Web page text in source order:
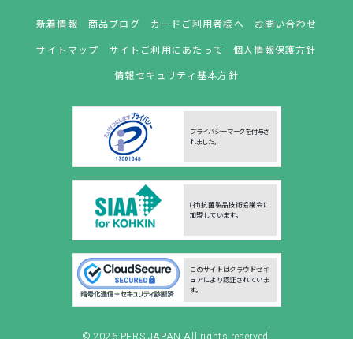
新着情報 商品ブログ カードご利用者様へ
お問い合わせ
サイトマップ
サイトご利用にあたって
個人情報保護方針
情報セキュリティ基本方針
プライバシーマークを付与さ
れました。
(社)抗菌製品技術協議会に
加盟しています。
このサイトはクラウドセキ
ュアにより認証されていま
す。